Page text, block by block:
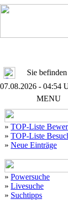
Sie
07.08.2026 - 04:54
MENU
» TOP-Liste
» TOP-Liste
» Neue Einträge
» Powersuche
» Livesuche
» Suchtipps